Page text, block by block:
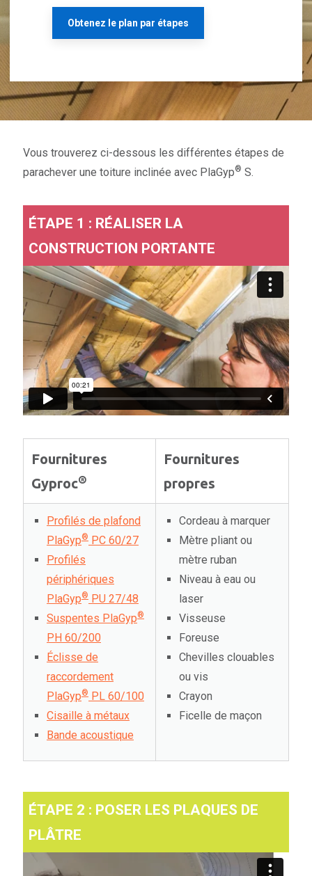
Obtenez le plan par étapes
Vous trouverez ci-dessous les différentes étapes de
parachever une toiture inclinée avec PlaGyp® S.
ÉTAPE 1 : RÉALISER LA
CONSTRUCTION PORTANTE
Fournitures
Gyproc®
Fournitures
propres
Profilés de plafond
PlaGyp® PC 60/27
Profilés
périphériques
PlaGyp® PU 27/48
Suspentes PlaGyp®
PH 60/200
Éclisse de
raccordement
PlaGyp® PL 60/100
Cisaille à métaux
Bande acoustique
Cordeau à marquer
Mètre pliant ou
mètre ruban
Niveau à eau ou
laser
Visseuse
Foreuse
Chevilles clouables
ou vis
Crayon
Ficelle de maçon
ÉTAPE 2 : POSER LES PLAQUES DE
PLÂTRE